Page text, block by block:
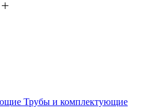
Трубы и комплектующие